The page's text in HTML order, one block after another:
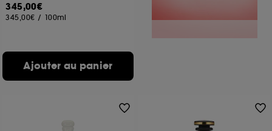
345,00€
345,00€ / 100ml
Ajouter au panier